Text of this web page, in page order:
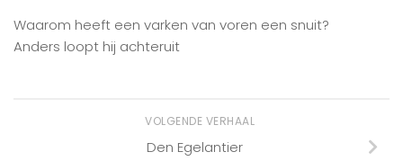
Waarom heeft een varken van voren een snuit?
Anders loopt hij achteruit
VOLGENDE VERHAAL
Den Egelantier